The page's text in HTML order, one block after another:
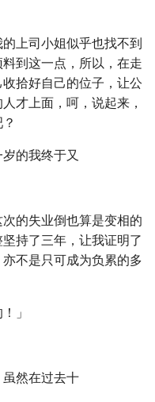
上司小姐似乎也找不到
到这一点，所以，在走
拾好自己的位子，让公
才上面，呵，说起来，
的我终于又
的失业倒也算是变相的
持了三年，让我证明了
不是只可成为负累的多
」
然在过去十